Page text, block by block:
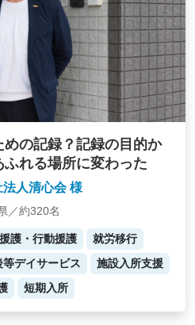
めの記録？記録の目的か
れる場所に変わった
人清心会 様
／約320名
護・行動援護
就労移行
等デイサービス
施設入所支援
短期入所